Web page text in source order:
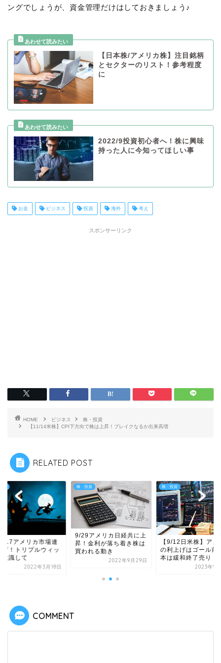
ングでしょうが、資金管理だけはしておきましょう♪
【日本株/アメリカ株】注目銘柄
とセクターのリスト！参考程度
に
2022/9投資初心者へ！株に興味
持った人に今知ってほしい事
お金 ビジネス 投資 海外 考え
スポンサーリンク
HOME ビジネス
株・投資
【11/14米株】CPI下方向で株は上昇！ブレイクなるか出来高増
RELATED POST
17アメリカ市場連
げ！トリプルウィッ
意識して
2022年3月18日
株・投資
9/29アメリカ日経共に上
昇！金利が落ち着き株は
買われる動き
2022年9月29日
株・投資
【9/12日米株】アメ
の利上げはゴール前
本は緩和終了売り
2023年9
COMMENT